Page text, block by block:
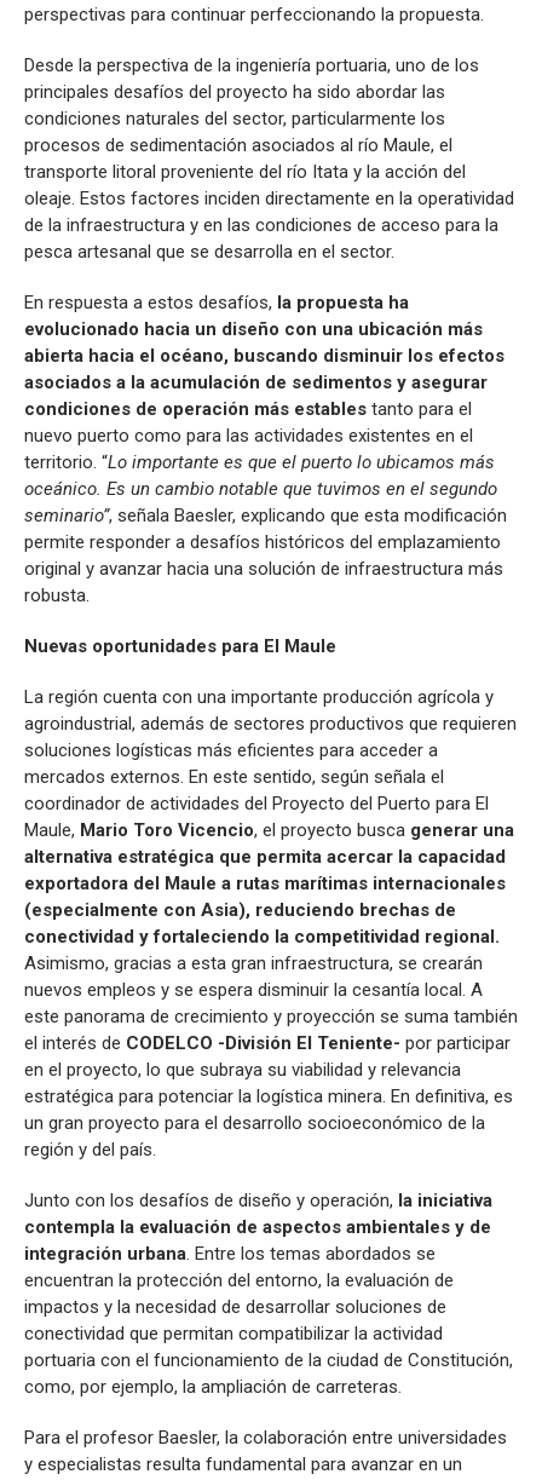
perspectivas para continuar perfeccionando la propuesta.
Desde la perspectiva de la ingeniería portuaria, uno de los
principales desafíos del proyecto ha sido abordar las
condiciones naturales del sector, particularmente los
procesos de sedimentación asociados al río Maule, el
transporte litoral proveniente del río Itata y la acción del
oleaje. Estos factores inciden directamente en la operatividad
de la infraestructura y en las condiciones de acceso para la
pesca artesanal que se desarrolla en el sector.
En respuesta a estos desafíos, la propuesta ha
evolucionado hacia un diseño con una ubicación más
abierta hacia el océano, buscando disminuir los efectos
asociados a la acumulación de sedimentos y asegurar
condiciones de operación más estables tanto para el
nuevo puerto como para las actividades existentes en el
territorio. “Lo importante es que el puerto lo ubicamos más
oceánico. Es un cambio notable que tuvimos en el segundo
seminario”, señala Baesler, explicando que esta modificación
permite responder a desafíos históricos del emplazamiento
original y avanzar hacia una solución de infraestructura más
robusta.
Nuevas oportunidades para El Maule
La región cuenta con una importante producción agrícola y
agroindustrial, además de sectores productivos que requieren
soluciones logísticas más eficientes para acceder a
mercados externos. En este sentido, según señala el
coordinador de actividades del Proyecto del Puerto para El
Maule, Mario Toro Vicencio, el proyecto busca generar una
alternativa estratégica que permita acercar la capacidad
exportadora del Maule a rutas marítimas internacionales
(especialmente con Asia), reduciendo brechas de
conectividad y fortaleciendo la competitividad regional.
Asimismo, gracias a esta gran infraestructura, se crearán
nuevos empleos y se espera disminuir la cesantía local. A
este panorama de crecimiento y proyección se suma también
el interés de CODELCO -División El Teniente- por participar
en el proyecto, lo que subraya su viabilidad y relevancia
estratégica para potenciar la logística minera. En definitiva, es
un gran proyecto para el desarrollo socioeconómico de la
región y del país.
Junto con los desafíos de diseño y operación, la iniciativa
contempla la evaluación de aspectos ambientales y de
integración urbana. Entre los temas abordados se
encuentran la protección del entorno, la evaluación de
impactos y la necesidad de desarrollar soluciones de
conectividad que permitan compatibilizar la actividad
portuaria con el funcionamiento de la ciudad de Constitución,
como, por ejemplo, la ampliación de carreteras.
Para el profesor Baesler, la colaboración entre universidades
y especialistas resulta fundamental para avanzar en un